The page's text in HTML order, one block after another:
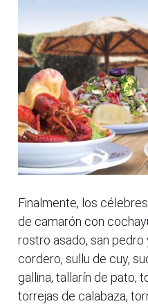
Finalmente, los célebres
de camarón con
rostro asado, san pedro
cordero, sullu de cuy,
gallina, tallarín de pato,
torrejas de calabaza,